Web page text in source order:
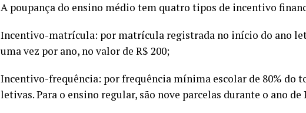
A poupança do ensino médio tem quatro tipos de incentivo
Incentivo-matrícula: por matrícula registrada no início do ano
uma vez por ano, no valor de R$ 200;
Incentivo-frequência: por frequência mínima escolar de 80% do
letivas. Para o ensino regular, são nove parcelas durante o ano de